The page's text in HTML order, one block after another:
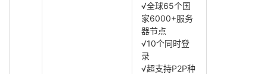
√全球65个国
家6000+服务
器节点
√10个同时登
录
√超支持P2P种